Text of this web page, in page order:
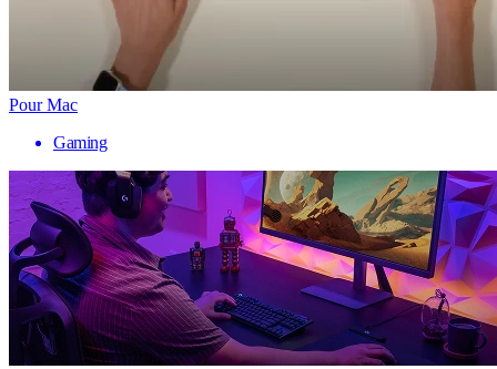
Pour Mac
Gaming